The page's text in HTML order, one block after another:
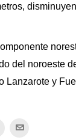
del noroeste
Lanzarote y